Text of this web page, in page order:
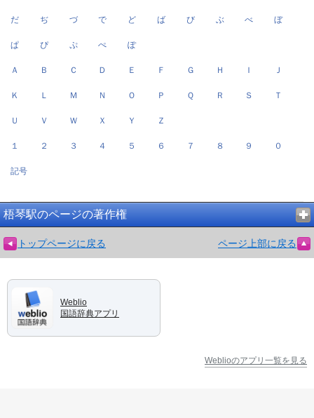
だ ぢ づ で ど ば び ぶ べ ぼ
ぱ ぴ ぷ ぺ ぽ
Ａ Ｂ Ｃ Ｄ Ｅ Ｆ Ｇ Ｈ Ｉ Ｊ
Ｋ Ｌ Ｍ Ｎ Ｏ Ｐ Ｑ Ｒ Ｓ Ｔ
Ｕ Ｖ Ｗ Ｘ Ｙ Ｚ
１ ２ ３ ４ ５ ６ ７ ８ ９ ０
記号
梧琴駅のページの著作権
トップページに戻る ページ上部に戻る
Weblio
国語辞典アプリ
Weblioのアプリ一覧を見る